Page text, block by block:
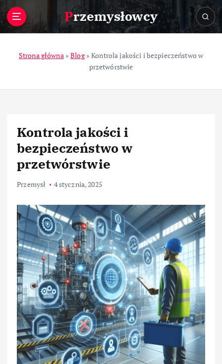
Przemysłowcy
Strona główna»Blog»Kontrola jakości i bezpieczeństwo w
przetwórstwie
Kontrola jakości i
bezpieczeństwo w
przetwórstwie
Przemysł 4 stycznia, 2025